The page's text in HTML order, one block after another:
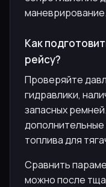
маневрирование.
Как
рейсу?
Проверяйте
гидравлики,
запасных
дополнительные
топлива для
Сравнить
можно после